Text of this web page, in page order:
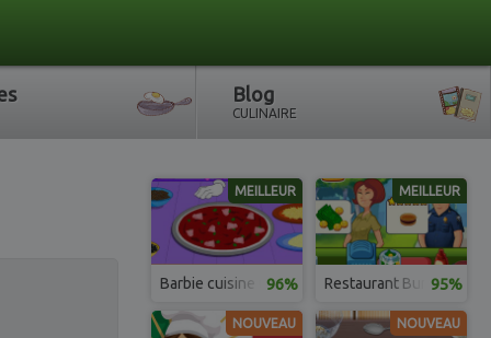
Blog
CULINAIRE
MEILLEUR
Barbie cuisine une pizza
96%
MEILLEUR
Restaurant Burger95%
NOUVEAU NOUVEAU